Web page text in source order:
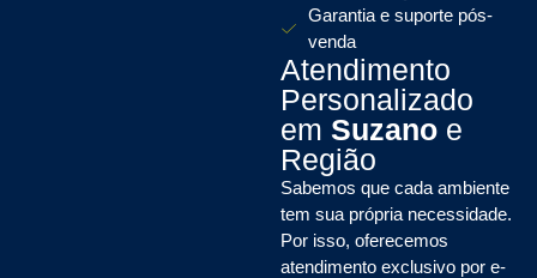
Garantia e suporte pós-
venda
Atendimento
Personalizado
em Suzano e
Região
Sabemos que cada ambiente
tem sua própria necessidade.
Por isso, oferecemos
atendimento exclusivo por e-